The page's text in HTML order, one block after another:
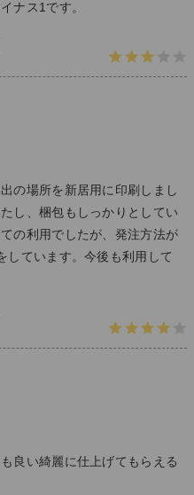
ナス1です。
の場所を新居用に印刷しまし
し、梱包もしっかりとしてい
の利用でしたが、発注方法が
しています。今後も利用して
良い綺麗に仕上げてもらえる